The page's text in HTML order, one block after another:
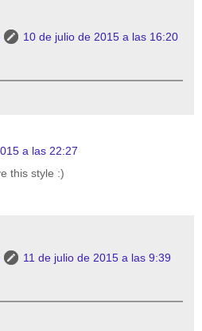
10 de julio de 2015 a las 16:20
a las 22:27
this style :)
11 de julio de 2015 a las 9:39